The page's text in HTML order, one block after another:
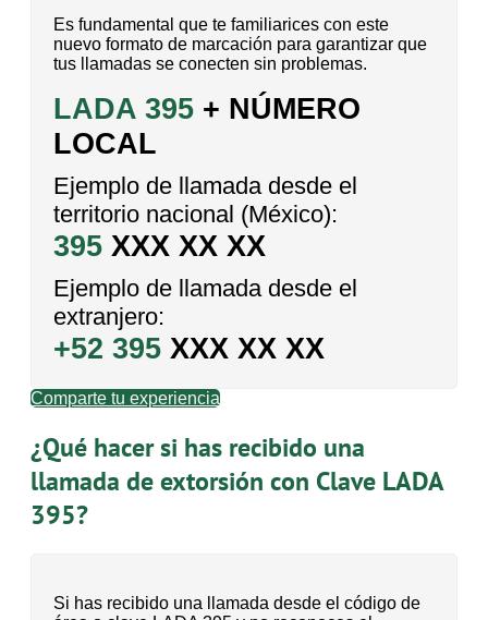
Es fundamental que te familiarices con este
nuevo formato de marcación para garantizar que
tus llamadas se conecten sin problemas.
LADA 395 + NÚMERO
LOCAL
Ejemplo de llamada desde el
territorio nacional (México):
395 XXX XX XX
Ejemplo de llamada desde el
extranjero:
+52 395 XXX XX XX
Comparte tu experiencia
¿Qué hacer si has recibido una
llamada de extorsión con Clave LADA
395?
Si has recibido una llamada desde el código de